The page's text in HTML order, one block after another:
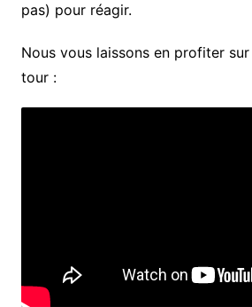
pas) pour réagir.
Nous vous laissons en profiter
tour :